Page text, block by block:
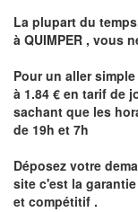
La plupart du
à QUIMPER , vous
Pour un aller
à 1.84 € en tarif de
sachant que les
de 19h et 7h
Déposez votre
site c'est la
et compétitif .